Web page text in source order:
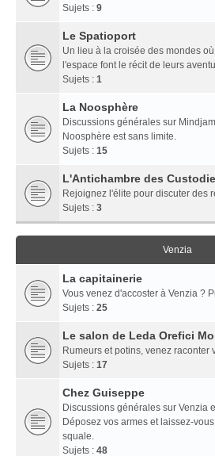
Sujets : 9
Le Spatioport
Un lieu à la croisée des mondes
l'espace font le récit de leurs
Sujets : 1
La Noosphère
Discussions générales sur
Noosphère est sans limite.
Sujets : 15
L'Antichambre des
Rejoignez l'élite pour discuter des
Sujets : 3
Venzia
La capitainerie
Vous venez d'accoster à Venzia ?
Sujets : 25
Le salon de Leda Orefici
Rumeurs et potins, venez raconter
Sujets : 17
Chez Guiseppe
Discussions générales sur Venzia
Déposez vos armes et laissez-
squale.
Sujets : 48